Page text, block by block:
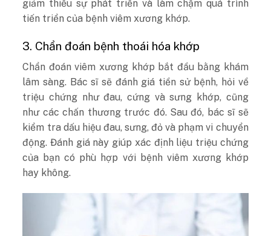
giảm thiểu sự phát triển và làm chậm quá trình
tiến triển của bệnh viêm xương khớp.
3. Chẩn đoán bệnh thoái hóa khớp
Chẩn đoán viêm xương khớp bắt đầu bằng khám
lâm sàng. Bác sĩ sẽ đánh giá tiền sử bệnh, hỏi về
triệu chứng như đau, cứng và sưng khớp, cũng
như các chấn thương trước đó. Sau đó, bác sĩ sẽ
kiểm tra dấu hiệu đau, sưng, đỏ và phạm vi chuyển
động. Đánh giá này giúp xác định liệu triệu chứng
của bạn có phù hợp với bệnh viêm xương khớp
hay không.